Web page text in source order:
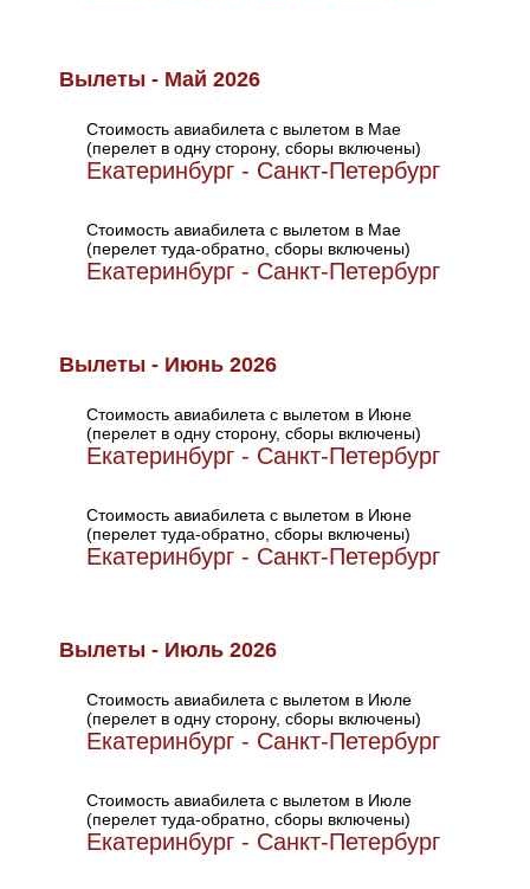
Вылеты - Май 2026
Стоимость авиабилета с вылетом в Мае
(перелет в одну сторону, сборы включены)
Екатеринбург - Санкт-Петербург
Стоимость авиабилета с вылетом в Мае
(перелет туда-обратно, сборы включены)
Екатеринбург - Санкт-Петербург
Вылеты - Июнь 2026
Стоимость авиабилета с вылетом в Июне
(перелет в одну сторону, сборы включены)
Екатеринбург - Санкт-Петербург
Стоимость авиабилета с вылетом в Июне
(перелет туда-обратно, сборы включены)
Екатеринбург - Санкт-Петербург
Вылеты - Июль 2026
Стоимость авиабилета с вылетом в Июле
(перелет в одну сторону, сборы включены)
Екатеринбург - Санкт-Петербург
Стоимость авиабилета с вылетом в Июле
(перелет туда-обратно, сборы включены)
Екатеринбург - Санкт-Петербург